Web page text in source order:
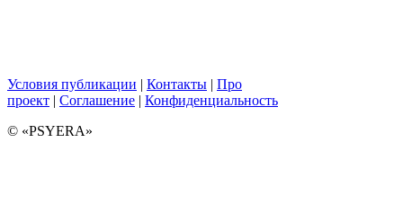
Условия публикации | Контакты | Про
проект | Соглашение | Конфиденциальность
© «PSYERA»